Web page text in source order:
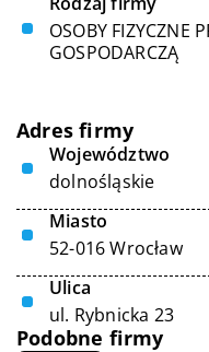
OSOBY FIZYCZNE
GOSPODARCZĄ
Adres firmy
Województwo
dolnośląskie
Miasto
52-016 Wrocław
Ulica
ul. Rybnicka 23
Podobne firmy